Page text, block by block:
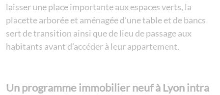
laisser une place importante aux espaces verts, la
placette arborée et aménagée d’une table et de bancs
sert de transition ainsi que de lieu de passage aux
habitants avant d’accéder à leur appartement.
Un programme immobilier neuf à Lyon intra